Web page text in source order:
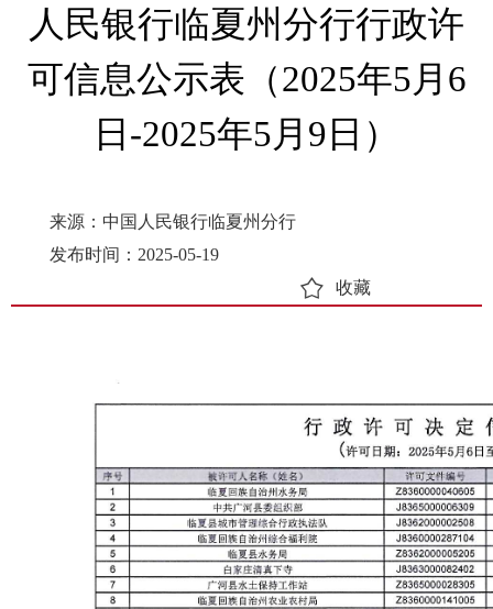
人民银行临夏州分行行政许
可信息公示表（2025年5月6
日-2025年5月9日）
来源：中国人民银行临夏州分行
发布时间：2025-05-19
收藏